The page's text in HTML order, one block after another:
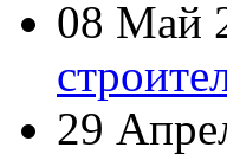
08 Май
29